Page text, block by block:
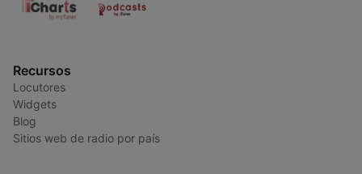
Recursos
Locutores
Widgets
Blog
Sitios web de radio por país